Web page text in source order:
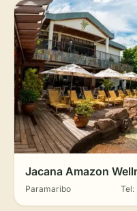
Jacana Amazon
Paramaribo Tel: